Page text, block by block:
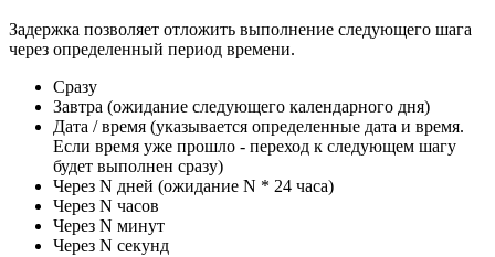
Задержка позволяет отложить выполнение следующего шага
через определенный период времени.
Сразу
Завтра (ожидание следующего календарного дня)
Дата / время (указывается определенные дата и время.
Если время уже прошло - переход к следующем шагу
будет выполнен сразу)
Через N дней (ожидание N * 24 часа)
Через N часов
Через N минут
Через N секунд